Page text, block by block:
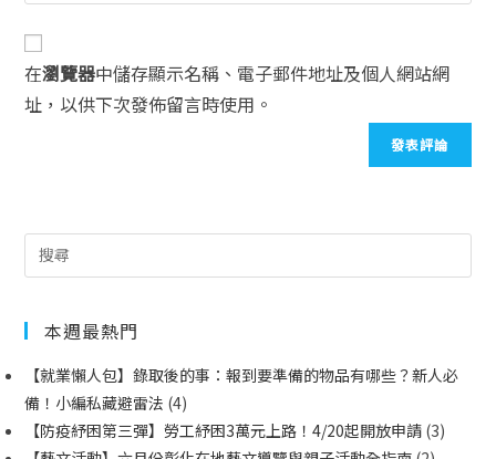
在瀏覽器中儲存顯示名稱、電子郵件地址及個人網站網
址，以供下次發佈留言時使用。
本週最熱門
【就業懶人包】錄取後的事：報到要準備的物品有哪些？新人必
備！小編私藏避雷法 (4)
【防疫紓困第三彈】勞工紓困3萬元上路！4/20起開放申請 (3)